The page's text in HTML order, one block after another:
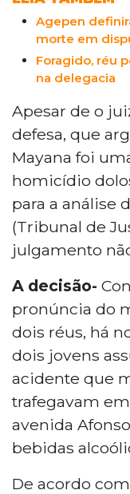
Agepen
morte em
Foragido, réu
na delegacia
Apesar de o
defesa, que
Mayana foi
homicídio
para a análise
(Tribunal de
julgamento
A decisão-
pronúncia do
dois réus, há
dois jovens
acidente que
trafegavam
avenida
bebidas
De acordo